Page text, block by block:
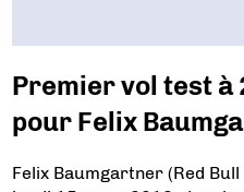
Premier vol test à
pour Felix
Felix Baumgartner (Red